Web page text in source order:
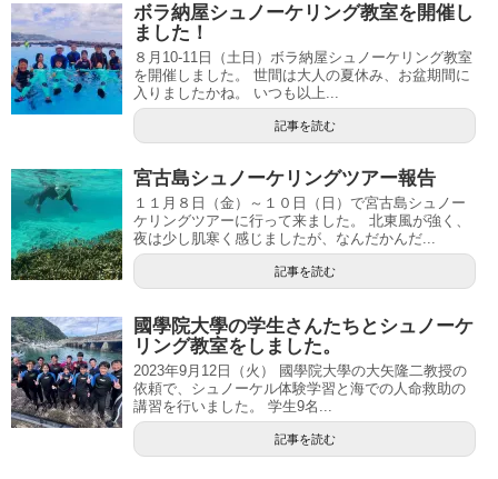
ボラ納屋シュノーケリング教室を開催し
ました！
８月10-11日（土日）ボラ納屋シュノーケリング教室
を開催しました。 世間は大人の夏休み、お盆期間に
入りましたかね。 いつも以上...
記事を読む
宮古島シュノーケリングツアー報告
１１月８日（金）～１０日（日）で宮古島シュノー
ケリングツアーに行って来ました。 北東風が強く、
夜は少し肌寒く感じましたが、なんだかんだ...
記事を読む
國學院大學の学生さんたちとシュノーケ
リング教室をしました。
2023年9月12日（火） 國學院大學の大矢隆二教授の
依頼で、シュノーケル体験学習と海での人命救助の
講習を行いました。 学生9名...
記事を読む